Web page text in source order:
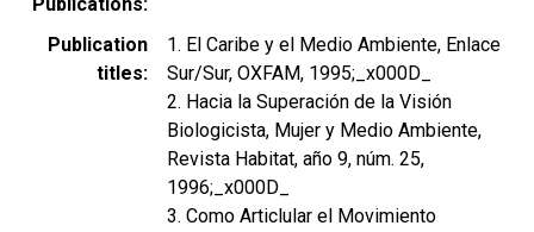
Publication
titles
1. El Caribe y el Medio Ambiente, Enlace
Sur/Sur, OXFAM, 1995;_x000D_
2. Hacia la Superación de la Visión
Biologicista, Mujer y Medio Ambiente,
Revista Habitat, año 9, núm. 25,
1996;_x000D_
3. Como Articlular el Movimiento